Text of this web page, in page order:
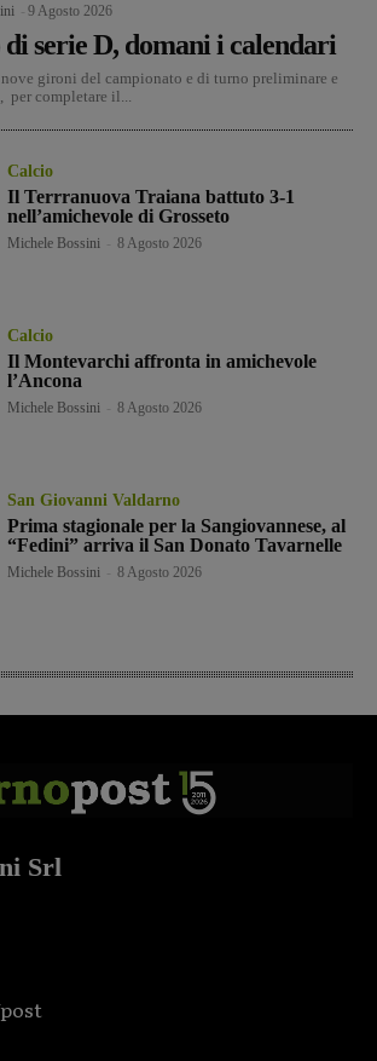
9 Agosto 2026
serie D, domani i calendari
gironi del campionato e di turno preliminare e
completare il...
Calcio
Il Terrranuova Traiana battuto 3-1
nell’amichevole di Grosseto
Michele Bossini 8 Agosto 2026
Calcio
Il Montevarchi affronta in amichevole
l’Ancona
Michele Bossini 8 Agosto 2026
San Giovanni Valdarno
Prima stagionale per la Sangiovannese, al
“Fedini” arriva il San Donato Tavarnelle
Michele Bossini 8 Agosto 2026
Srl